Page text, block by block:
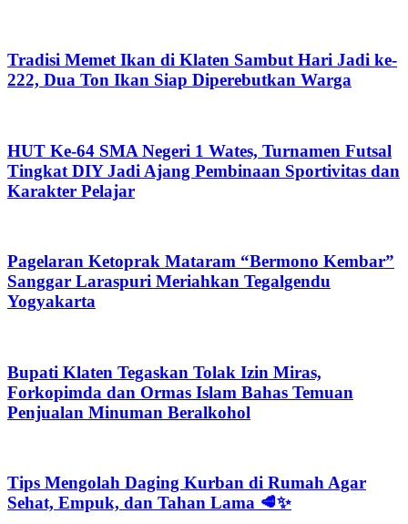
Tradisi Memet Ikan di Klaten Sambut Hari Jadi ke-
222, Dua Ton Ikan Siap Diperebutkan Warga
HUT Ke-64 SMA Negeri 1 Wates, Turnamen Futsal
Tingkat DIY Jadi Ajang Pembinaan Sportivitas dan
Karakter Pelajar
Pagelaran Ketoprak Mataram “Bermono Kembar”
Sanggar Laraspuri Meriahkan Tegalgendu
Yogyakarta
Bupati Klaten Tegaskan Tolak Izin Miras,
Forkopimda dan Ormas Islam Bahas Temuan
Penjualan Minuman Beralkohol
Tips Mengolah Daging Kurban di Rumah Agar
Sehat, Empuk, dan Tahan Lama 🥩✨